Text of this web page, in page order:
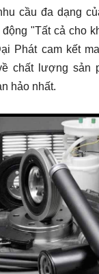
cầu đa dạng
"Tất cả cho
Phát cam kết
chất lượng sản
hảo nhất.